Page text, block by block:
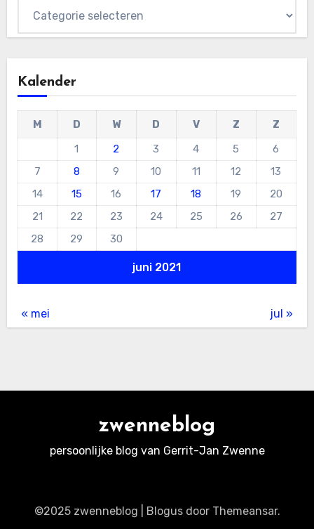
Kalender
juni 2021
M D W D V Z
Z
1
2 3 4 5
6
7
8 9 10 11 12
13
14
15 16 17 18 19
20
21
22 23 24 25 26
27
28
29 30
« mei jul »
zwenneblog
persoonlijke blog van Gerrit-Jan Zwenne
©2025 zwenneblog Blogusdoor Themeansar.